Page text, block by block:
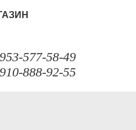
577-58-49
888-92-55